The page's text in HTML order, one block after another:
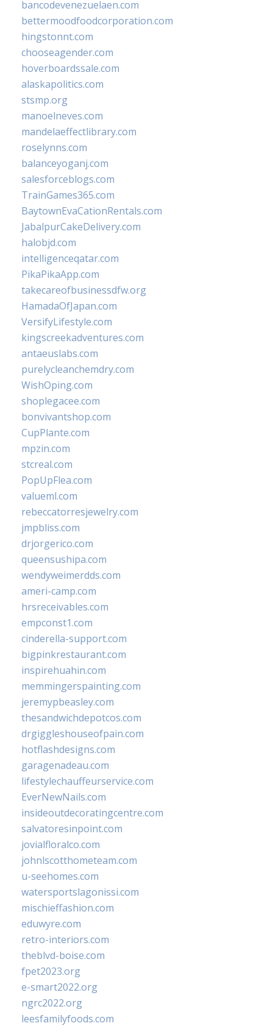
bancodevenezuelaen.com
bettermoodfoodcorporation.com
hingstonnt.com
chooseagender.com
hoverboardssale.com
alaskapolitics.com
stsmp.org
manoelneves.com
mandelaeffectlibrary.com
roselynns.com
balanceyoganj.com
salesforceblogs.com
TrainGames365.com
BaytownEvaCationRentals.com
JabalpurCakeDelivery.com
halobjd.com
intelligenceqatar.com
PikaPikaApp.com
takecareofbusinessdfw.org
HamadaOfJapan.com
VersifyLifestyle.com
kingscreekadventures.com
antaeuslabs.com
purelycleanchemdry.com
WishOping.com
shoplegacee.com
bonvivantshop.com
CupPlante.com
mpzin.com
stcreal.com
PopUpFlea.com
valueml.com
rebeccatorresjewelry.com
jmpbliss.com
drjorgerico.com
queensushipa.com
wendyweimerdds.com
ameri-camp.com
hrsreceivables.com
empconst1.com
cinderella-support.com
bigpinkrestaurant.com
inspirehuahin.com
memmingerspainting.com
jeremypbeasley.com
thesandwichdepotcos.com
drgiggleshouseofpain.com
hotflashdesigns.com
garagenadeau.com
lifestylechauffeurservice.com
EverNewNails.com
insideoutdecoratingcentre.com
salvatoresinpoint.com
jovialfloralco.com
johnlscotthometeam.com
u-seehomes.com
watersportslagonissi.com
mischieffashion.com
eduwyre.com
retro-interiors.com
theblvd-boise.com
fpet2023.org
e-smart2022.org
ngrc2022.org
leesfamilyfoods.com